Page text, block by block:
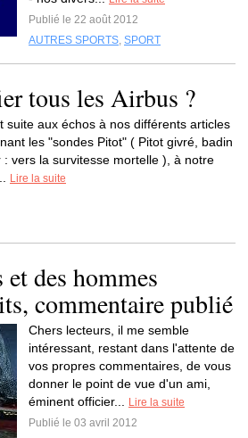
Publié le 22 août 2012
AUTRES SPORTS, SPORT
tous les Airbus ?
suite aux échos à nos différents articles
les "sondes Pitot" ( Pitot givré, badin
: vers la survitesse mortelle ), à notre
Lire la suite
des hommes
commentaire publié
Chers lecteurs, il me semble
intéressant, restant dans l'attente de
vos propres commentaires, de vous
donner le point de vue d'un ami,
éminent officier...
Lire la suite
Publié le 03 avril 2012